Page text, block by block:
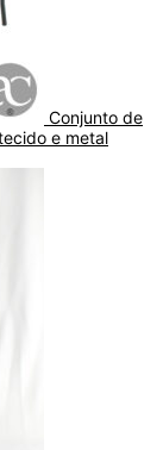
Conjunto de
e metal